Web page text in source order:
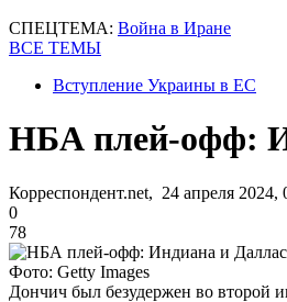
СПЕЦТЕМА: Война в Иране
ВСЕ ТЕМЫ
Вступление Украины в ЕС
НБА плей-офф:
Корреспондент.net, 24 апреля 2024,
0
78
Фото: Getty Images
Дончич был безудержен во второй